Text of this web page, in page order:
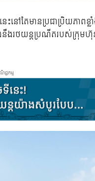
េះ​នៅ​តែ​មាន​ប្រជាប្រិយភា
នឹង​រថយន្ត​ប្រណីត​របស់​ក្រុមហ៊ុ
ជ្ជកម្ម